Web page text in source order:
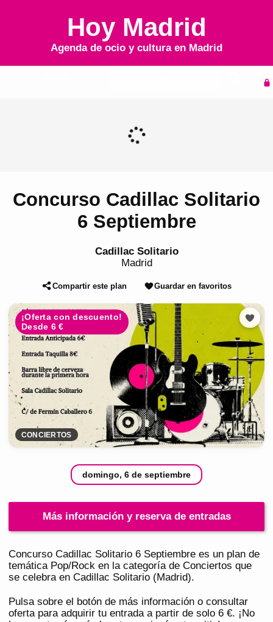
Hoy Madrid
Agenda de ocio y cultura en Madrid
Concurso Cadillac Solitario
6 Septiembre
Cadillac Solitario
Madrid
Compartir este plan Guardar en favoritos
¡Oferta con descuento!
Desde 6 €
CONCIERTOS
domingo, 6 de septiembre
Más información y reserva de entradas
Concurso Cadillac Solitario 6 Septiembre es un plan de
temática Pop/Rock en la categoría de Conciertos que
se celebra en Cadillac Solitario (Madrid).
Pulsa sobre el botón de más información o consultar
oferta para adquirir tu entrada a partir de solo 6 €. ¡No